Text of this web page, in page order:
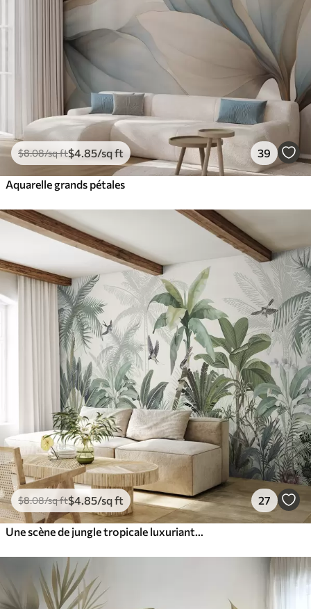
$8.08/sq ft$4 .85/sq ft 39
Aquarelle grands pétales
$8.08/sq ft$4.85/sq ft 27